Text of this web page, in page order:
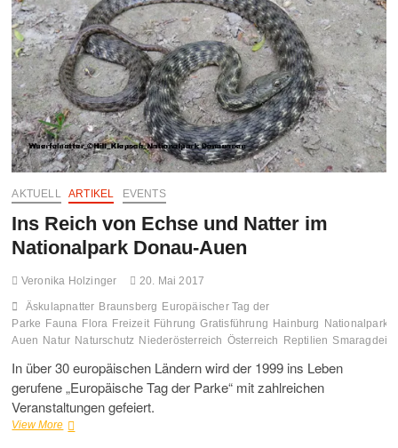
AKTUELL ARTIKEL EVENTS
Ins Reich von Echse und Natter im
Nationalpark Donau-Auen
Veronika Holzinger 20. Mai 2017
Äskulapnatter Braunsberg Europäischer Tag der
Parke Fauna Flora Freizeit Führung Gratisführung Hainburg
Nationalpark
Auen Natur Naturschutz Niederösterreich Österreich Reptilien
In über 30 europäischen Ländern wird der 1999 ins Leben
gerufene „Europäische Tag der Parke“ mit zahlreichen
Veranstaltungen gefeiert.
View MoreIns